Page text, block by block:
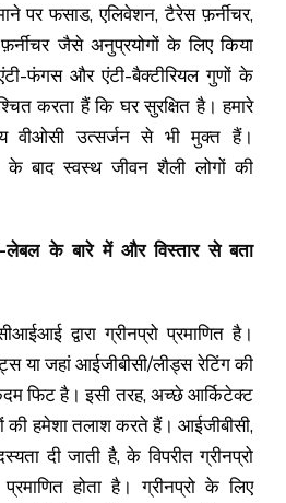
पर फसाड, एलिवेशन, टैरेस फ़र्नीचर,
जैसे अनुप्रयोगों के लिए किया
फंगस और एंटी-बैक्टीरियल गुणों के
करता हैं कि घर सुरक्षित है। हमारे
वीओसी उत्सर्जन से भी मुक्त हैं।
बाद स्वस्थ जीवन शैली लोगों की
लेबल के बारे में और विस्तार से बता
द्वारा ग्रीनप्रो प्रमाणित है।
या जहां आईजीबीसी/लीड्स रेटिंग की
फिट है। इसी तरह, अच्छे आर्किटेक्ट
की हमेशा तलाश करते हैं। आईजीबीसी,
दी जाती है, के विपरीत ग्रीनप्रो
होता है। ग्रीनप्रो के लिए